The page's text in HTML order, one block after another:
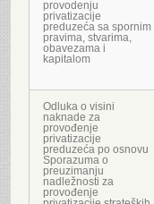
provodenju
privatizacije
preduzeća sa spornim
pravima, stvarima,
obavezama i
kapitalom
Odluka o visini
naknade za
provođenje
privatizacije
preduzeća po osnovu
Sporazuma o
preuzimanju
nadležnosti za
provođenje